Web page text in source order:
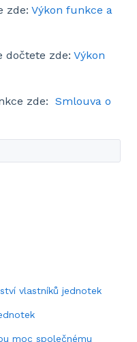
zde: Výkon funkce a
dočtete zde: Výkon
zde: Smlouva o
vlastníků jednotek
moc společnému